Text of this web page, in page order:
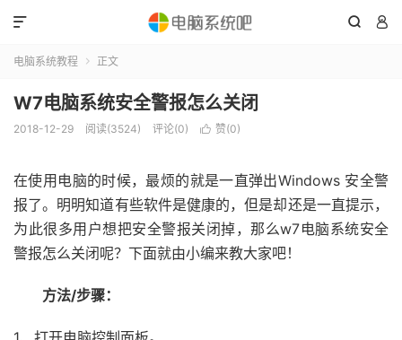
 

电脑系统教程  正文
W7电脑系统安全警报怎么关闭
2018-12-29 阅读(3524) 评论(0)  赞(0)
在使用电脑的时候，最烦的就是一直弹出Windows 安全警
报了。明明知道有些软件是健康的，但是却还是一直提示，
为此很多用户想把安全警报关闭掉，那么w7电脑系统安全
警报怎么关闭呢？下面就由小编来教大家吧！
方法/步骤：